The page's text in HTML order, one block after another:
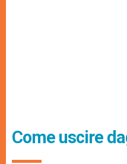
Come uscire